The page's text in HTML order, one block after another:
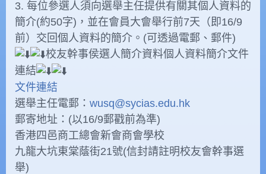
3. 每位參選人須向選舉主任提供有關其個人資料的
簡介(約50字)，並在會員大會舉行前7天（即16/9
前）交回個人資料的簡介。(可透過電郵、郵件)
校友幹事侯選人簡介資料個人資料簡介文件
連結
文件連結
選舉主任電郵： wusq@sycias.edu.hk
郵寄地址：(以16/9郵戳前為準)
香港四邑商工總會新會商會學校
九龍大坑東棠蔭街21號(信封請註明校友會幹事選
舉)